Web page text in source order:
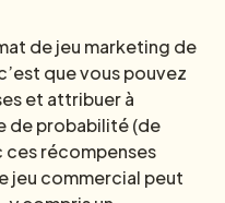
de jeu marketing de
que vous pouvez
et attribuer à
de probabilité (de
récompenses
jeu commercial peut